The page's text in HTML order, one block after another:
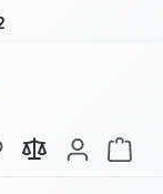
У вас есть товары
В